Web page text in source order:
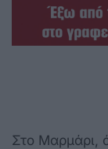
Στο Μαρμάρι,